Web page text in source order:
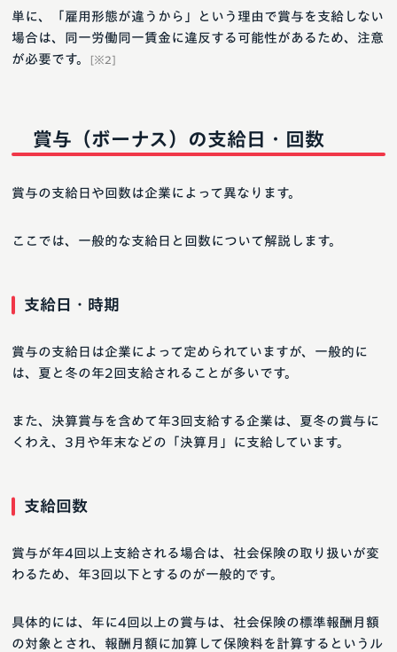
単に、「雇用形態が違うから」という理由で賞与を支給しない
場合は、同一労働同一賃金に違反する可能性があるため、注意
が必要です。
[※2]
賞与（ボーナス）の支給日・回数
賞与の支給日や回数は企業によって異なります。
ここでは、一般的な支給日と回数について解説します。
支給日・時期
賞与の支給日は企業によって定められていますが、一般的に
は、夏と冬の年2回支給されることが多いです。
また、決算賞与を含めて年3回支給する企業は、夏冬の賞与に
くわえ、3月や年末などの「決算月」に支給しています。
支給回数
賞与が年4回以上支給される場合は、社会保険の取り扱いが変
わるため、年3回以下とするのが一般的です。
具体的には、年に4回以上の賞与は、社会保険の標準報酬月額
の対象とされ、報酬月額に加算して保険料を計算するというル